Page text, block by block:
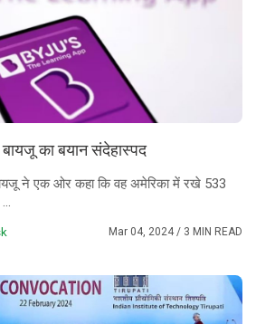
का बयान संदेहास्पद
ने एक ओर कहा कि वह अमेरिका में रखे 533
Mar 04, 2024 / 3 MIN READ